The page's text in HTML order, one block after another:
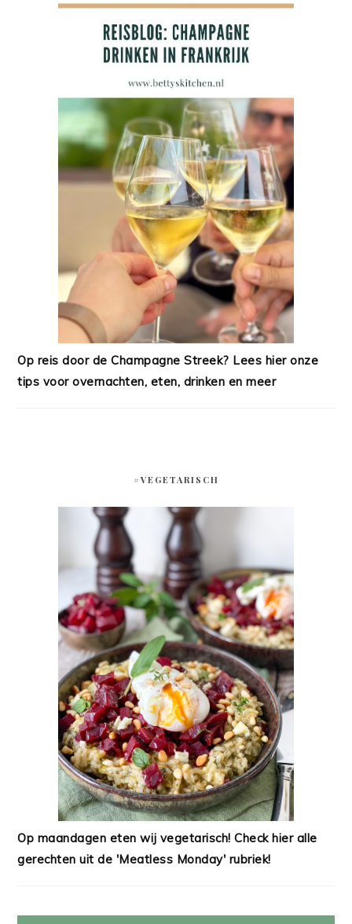
Op reis door de Champagne Streek? Lees hier onze
tips voor overnachten, eten, drinken en meer
#VEGETARISCH
Op maandagen eten wij vegetarisch! Check hier alle
gerechten uit de 'Meatless Monday' rubriek!